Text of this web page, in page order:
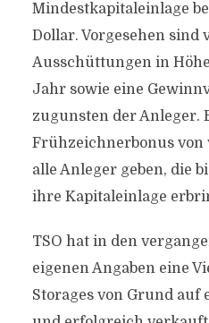
Mindestkapitaleinlage
Dollar. Vorgesehen sind
Ausschüttungen in
Jahr sowie eine
zugunsten der Anleger.
Frühzeichnerbonus von
alle Anleger geben, die
ihre Kapitaleinlage
TSO hat in den
eigenen Angaben eine
Storages von Grund auf